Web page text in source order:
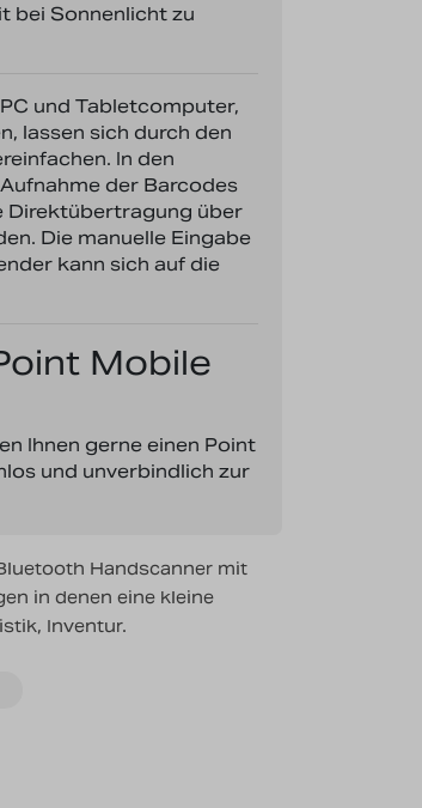
bei Sonnenlicht zu
und Tabletcomputer,
lassen sich durch den
In den
der Barcodes
Direktübertragung über
Die manuelle Eingabe
kann sich auf die
Mobile
Ihnen gerne einen Point
und unverbindlich zur
Handscanner mit
in denen eine kleine
Inventur.